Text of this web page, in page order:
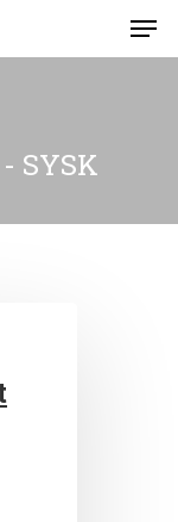
SYSK